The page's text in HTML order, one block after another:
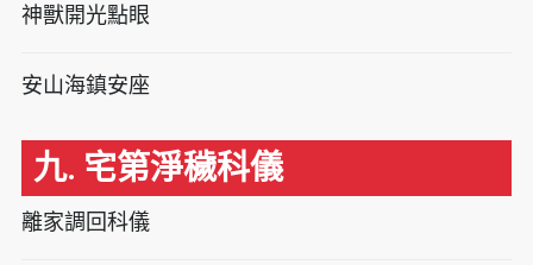
神獸開光點眼
安山海鎮安座
九. 宅第淨穢科儀
離家調回科儀